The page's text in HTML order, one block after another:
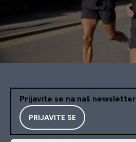
Prijavite se na naš newsletter
PRIJAVITE SE